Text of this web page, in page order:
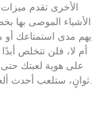
الأخرى تقدم
الأشياء الموصى بها
يهم مدى استمتاعك
أم لا، فلن تتخلص
على هوية لعبتك